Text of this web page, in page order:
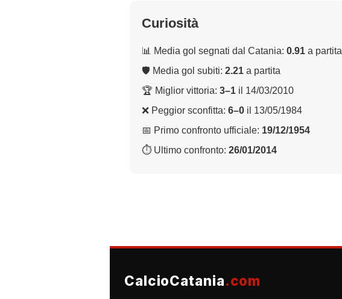
Curiosità
📊 Media gol segnati dal Catania: 0.91 a partita
🛡 Media gol subiti: 2.21 a partita
🏆 Miglior vittoria: 3–1 il 14/03/2010
❌ Peggior sconfitta: 6–0 il 13/05/1984
📅 Primo confronto ufficiale: 19/12/1954
⏱ Ultimo confronto: 26/01/2014
CalcioCatania.com